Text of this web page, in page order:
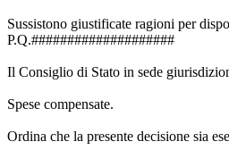
Sussistono giustificate ragioni per
P.Q.####################
Il Consiglio di Stato in sede
Spese compensate.
Ordina che la presente decisione sia